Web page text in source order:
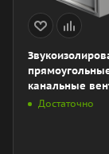
канальные
ZKSA
Достаточно